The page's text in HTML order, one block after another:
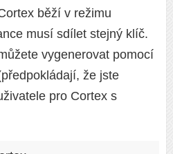
běží v režimu
musí sdílet stejný klíč.
vygenerovat pomocí
že jste
pro Cortex s